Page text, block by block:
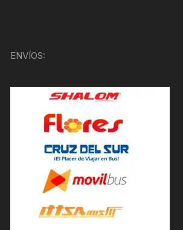
ENVÍOS: